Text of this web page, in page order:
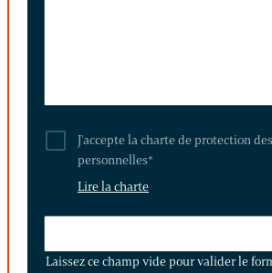
J'accepte la charte de protection
personnelles*
Lire la charte
CHAMP
Laissez ce champ vide pour valider le